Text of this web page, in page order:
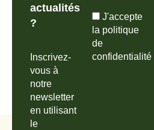
actualités
?
Inscrivez-
vous à
notre
newsletter
en utilisant
le
J'accepte
la politique
de
confidentialité